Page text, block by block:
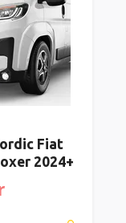
Fiat
2024+